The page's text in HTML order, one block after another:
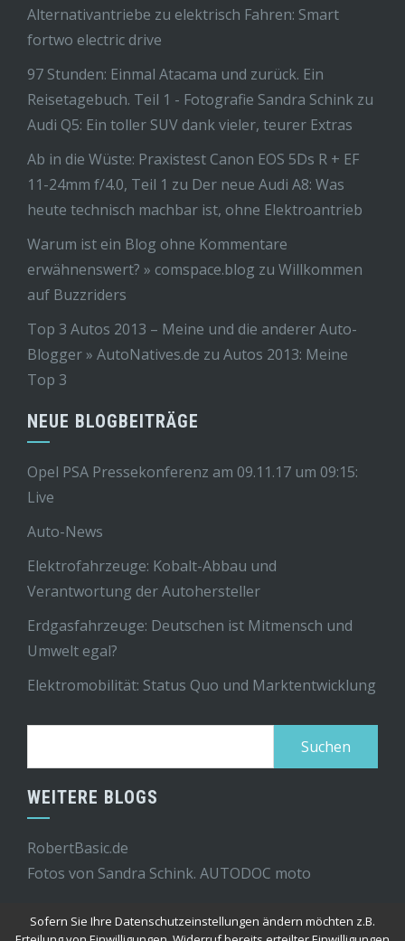
Alternativantriebe zu elektrisch Fahren: Smart
fortwo electric drive
97 Stunden: Einmal Atacama und zurück. Ein
Reisetagebuch. Teil 1 - Fotografie Sandra Schink zu
Audi Q5: Ein toller SUV dank vieler, teurer Extras
Ab in die Wüste: Praxistest Canon EOS 5Ds R + EF
11-24mm f/4.0, Teil 1 zu Der neue Audi A8: Was
heute technisch machbar ist, ohne Elektroantrieb
Warum ist ein Blog ohne Kommentare
erwähnenswert? » comspace.blog zu Willkommen
auf Buzzriders
Top 3 Autos 2013 – Meine und die anderer Auto-
Blogger » AutoNatives.de zu Autos 2013: Meine
Top 3
NEUE BLOGBEITRÄGE
Opel PSA Pressekonferenz am 09.11.17 um 09:15:
Live
Auto-News
Elektrofahrzeuge: Kobalt-Abbau und
Verantwortung der Autohersteller
Erdgasfahrzeuge: Deutschen ist Mitmensch und
Umwelt egal?
Elektromobilität: Status Quo und Marktentwicklung
WEITERE BLOGS
RobertBasic.de
Fotos von Sandra Schink. AUTODOC moto
Sofern Sie Ihre Datenschutzeinstellungen ändern möchten z.B.